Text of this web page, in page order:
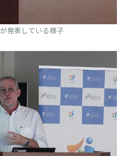
発表している様子